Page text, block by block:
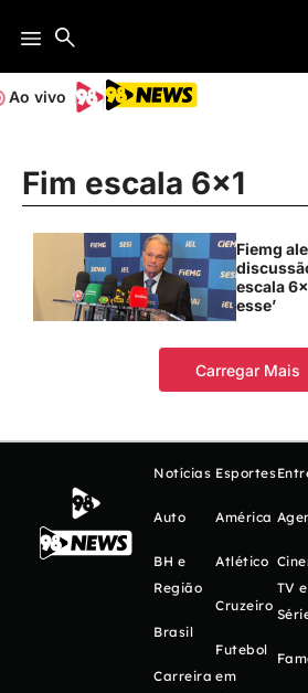
Ao vivo
Fim escala 6×1
Fiemg
escala
esse’
Carregar Mais
Notícias
Auto
BH e
Região
Brasil
Carreira
Esportes
América
Atlético
Cruzeiro
Futebol
em
TV e